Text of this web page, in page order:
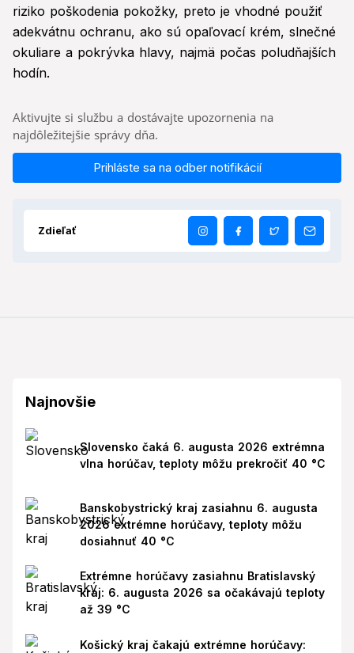
riziko poškodenia pokožky, preto je vhodné použiť
adekvátnu ochranu, ako sú opaľovací krém, slnečné
okuliare a pokrývka hlavy, najmä počas poludňajších
hodín.
Aktivujte si službu a dostávajte upozornenia na
najdôležitejšie správy dňa.
Prihláste sa na odber notifikácií
Zdieľať
Najnovšie
Slovensko čaká 6. augusta 2026 extrémna
vlna horúčav, teploty môžu prekročiť 40 °C
Banskobystrický kraj zasiahnu 6. augusta
2026 extrémne horúčavy, teploty môžu
dosiahnuť 40 °C
Extrémne horúčavy zasiahnu Bratislavský
kraj: 6. augusta 2026 sa očakávajú teploty
až 39 °C
Košický kraj čakajú extrémne horúčavy: